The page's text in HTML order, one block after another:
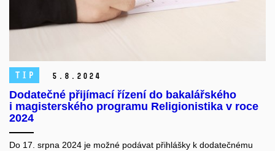
TIP 5. 8. 2024
Dodatečné přijímací řízení do bakalářského
i magisterského programu Religionistika v roce
2024
Do 17. srpna 2024 je možné podávat přihlášky k dodatečnému